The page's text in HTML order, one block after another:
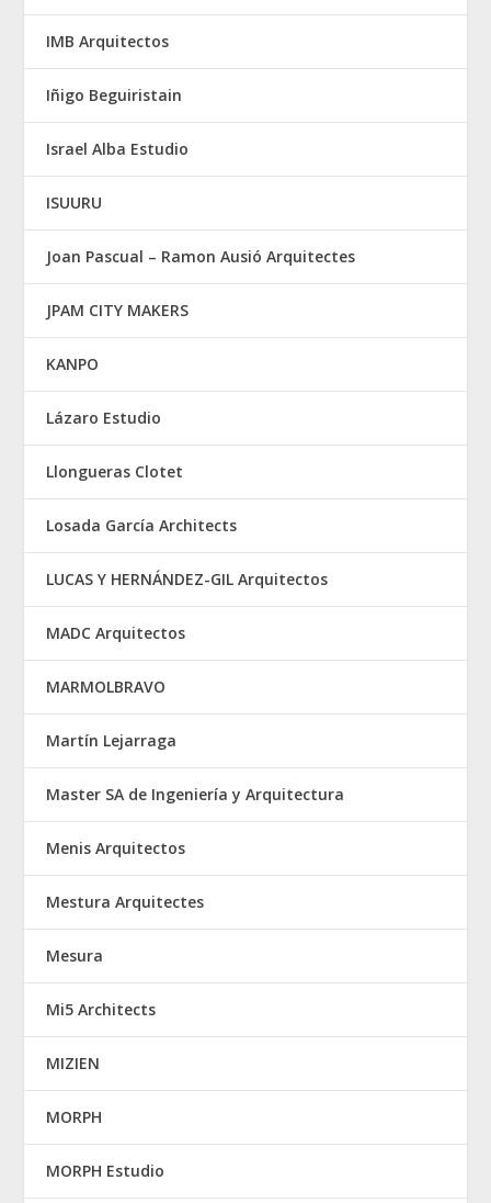
IMB Arquitectos
Iñigo Beguiristain
Israel Alba Estudio
ISUURU
Joan Pascual – Ramon Ausió Arquitectes
JPAM CITY MAKERS
KANPO
Lázaro Estudio
Llongueras Clotet
Losada García Architects
LUCAS Y HERNÁNDEZ-GIL Arquitectos
MADC Arquitectos
MARMOLBRAVO
Martín Lejarraga
Master SA de Ingeniería y Arquitectura
Menis Arquitectos
Mestura Arquitectes
Mesura
Mi5 Architects
MIZIEN
MORPH
MORPH Estudio